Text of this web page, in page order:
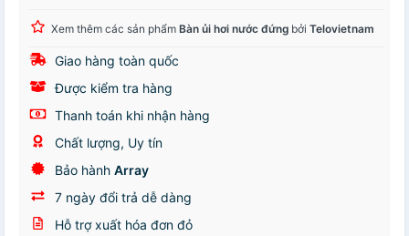
Xem thêm các sản phẩm Bàn ủi hơi nước đứng bởi Telovietnam
Giao hàng toàn quốc
Được kiểm tra hàng
Thanh toán khi nhận hàng
Chất lượng, Uy tín
Bảo hành Array
7 ngày đổi trả dễ dàng
Hỗ trợ xuất hóa đơn đỏ